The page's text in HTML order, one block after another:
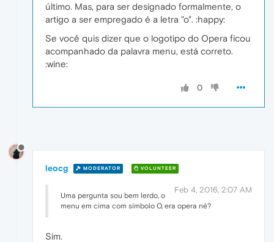
último. Mas, para ser designado formalmente, o
artigo a ser empregado é a letra "o". :happy:
Se você quis dizer que o logotipo do Opera ficou
acompanhado da palavra menu, está correto.
:wine:
0
leocg MODERATOR VOLUNTEER
Feb 4, 2016, 2:07 AM
Uma pergunta sou bem lerdo, o
menu em cima com símbolo O, era opera né?
Sim.